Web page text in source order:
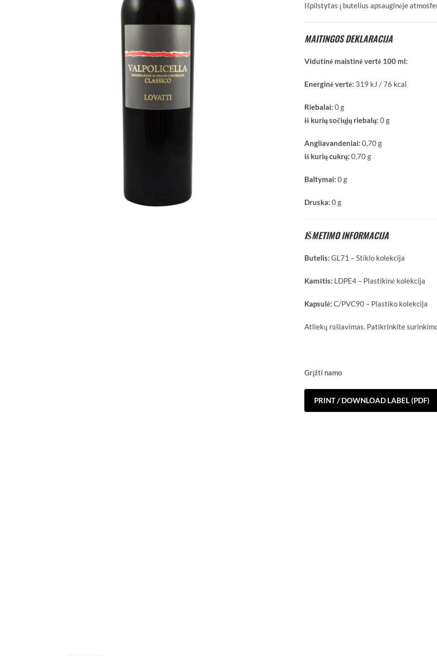
Išpilstytas į butelius apsauginėje
MAITINGOS DEKLARACIJA
Vidutinė maistinė vertė 100 ml:
Energinė vertė: 319 kJ / 76 kcal
Riebalai: 0 g
iš kurių sočiųjų riebalų: 0 g
Angliavandeniai: 0,70 g
iš kurių cukrų: 0,70 g
Baltymai: 0 g
Druska: 0 g
IŠMETIMO INFORMACIJA
Butelis: GL71 – Stiklo kolekcija
Kamštis: LDPE4 – Plastikinė kolekcija
Kapsulė: C/PVC90 – Plastiko kolekcija
Atliekų rūšiavimas. Patikrinkite
Grįžti namo
PRINT / DOWNLOAD LABEL (PDF)